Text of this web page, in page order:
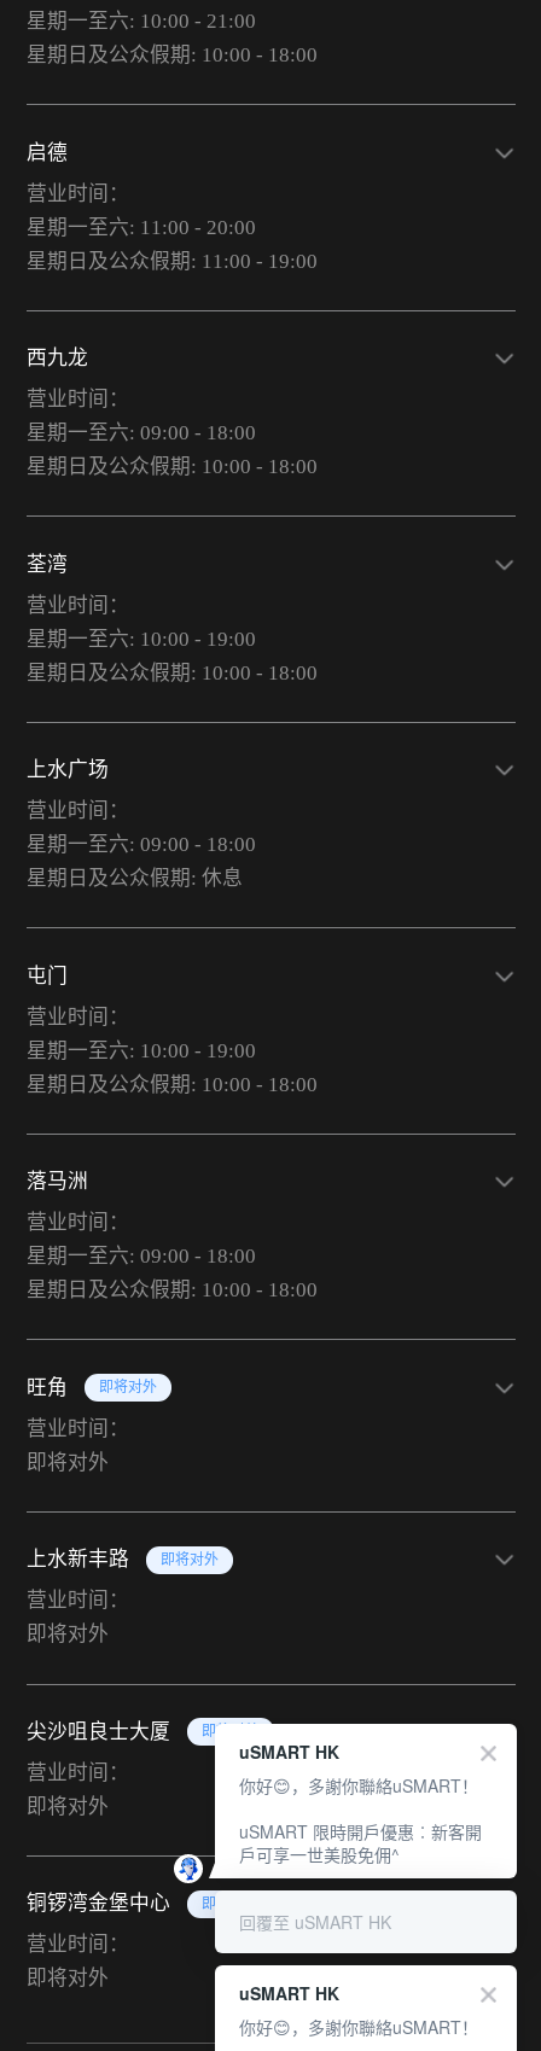
星期一至六: 10:00 - 21:00
星期日及公众假期: 10:00 - 18:00
启德
营业时间：
星期一至六: 11:00 - 20:00
星期日及公众假期: 11:00 - 19:00
西九龙
营业时间：
星期一至六: 09:00 - 18:00
星期日及公众假期: 10:00 - 18:00
荃湾
营业时间：
星期一至六: 10:00 - 19:00
星期日及公众假期: 10:00 - 18:00
上水广场
营业时间：
星期一至六: 09:00 - 18:00
星期日及公众假期: 休息
屯门
营业时间：
星期一至六: 10:00 - 19:00
星期日及公众假期: 10:00 - 18:00
落马洲
营业时间：
星期一至六: 09:00 - 18:00
星期日及公众假期: 10:00 - 18:00
旺角 即将对外
营业时间：
即将对外
上水新丰路 即将对外
营业时间：
即将对外
尖沙咀良士大厦 即将对外
营业时间：
即将对外
铜锣湾金堡中心 即将对外
营业时间：
即将对外
uSMART HK
你好😊，多謝你聯絡uSMART！
uSMART 限時開戶優惠︰新客開
戶可享一世美股免佣^
回覆至 uSMART HK
uSMART HK
你好😊，多謝你聯絡uSMART！